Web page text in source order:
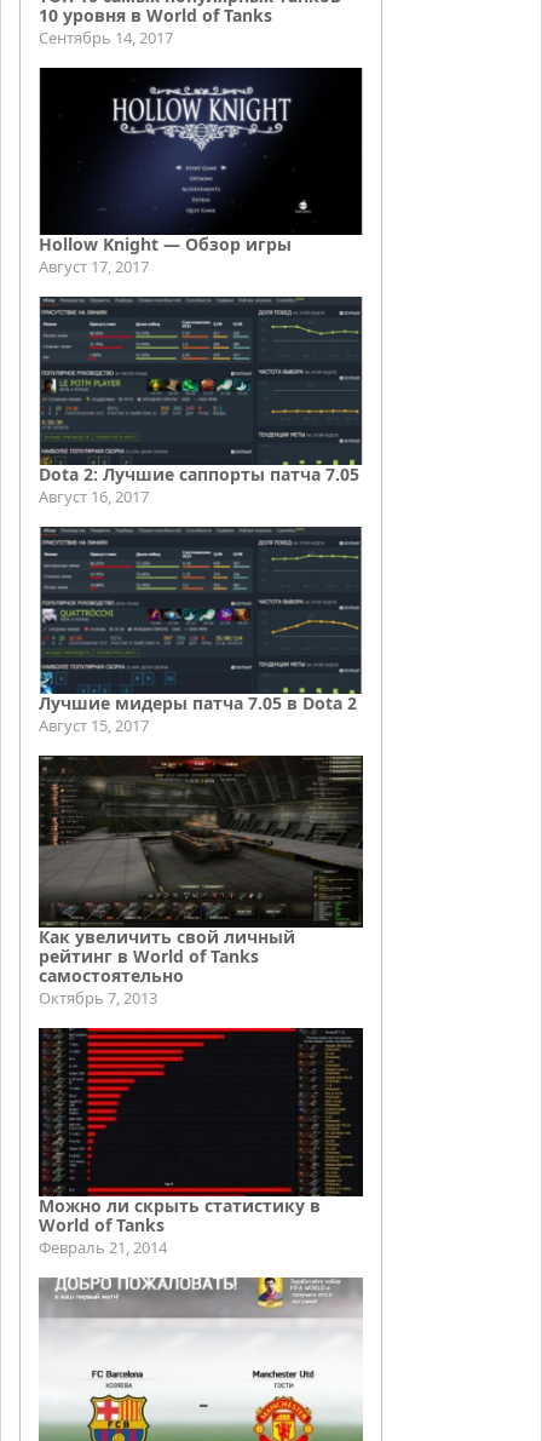
10 уровня в World of Tanks
Сентябрь 14, 2017
Hollow Knight — Обзор игры
Август 17, 2017
Dota 2: Лучшие саппорты патча 7.05
Август 16, 2017
Лучшие мидеры патча 7.05 в Dota 2
Август 15, 2017
Как увеличить свой личный
рейтинг в World of Tanks
самостоятельно
Октябрь 7, 2013
Можно ли скрыть статистику в
World of Tanks
Февраль 21, 2014